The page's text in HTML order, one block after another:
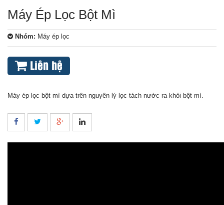
Máy Ép Lọc Bột Mì
Nhóm: Máy ép lọc
Liên hệ
Máy ép lọc bột mì dựa trên nguyên lý lọc tách nước ra khỏi bột mì.